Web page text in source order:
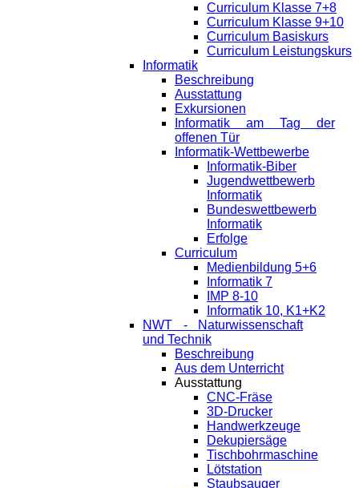
Curriculum Klasse 7+8
Curriculum Klasse 9+10
Curriculum Basiskurs
Curriculum Leistungskurs
Informatik
Beschreibung
Ausstattung
Exkursionen
Informatik am Tag der
offenen Tür
Informatik-Wettbewerbe
Informatik-Biber
Jugendwettbewerb
Informatik
Bundeswettbewerb
Informatik
Erfolge
Curriculum
Medienbildung 5+6
Informatik 7
IMP 8-10
Informatik 10, K1+K2
NWT - Naturwissenschaft
und Technik
Beschreibung
Aus dem Unterricht
Ausstattung
CNC-Fräse
3D-Drucker
Handwerkzeuge
Dekupiersäge
Tischbohrmaschine
Lötstation
Staubsauger